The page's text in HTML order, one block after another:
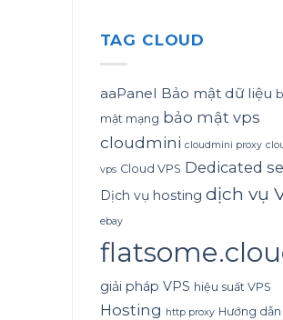
TAG CLOUD
aaPanel Bảo mật dữ liệu
mật mạng bảo mật vps
cloudmini cloudmini proxy
vps Cloud VPS Dedicated
Dịch vụ hosting dịch vụ
ebay
giải pháp VPS hiệu suất VPS
Hosting http proxy Hướng dẫn